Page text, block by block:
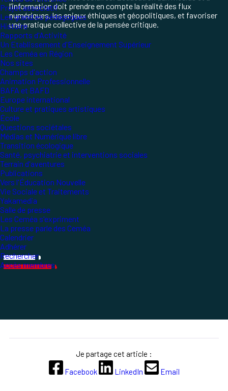
Projet associatif
Les grand.es pédagogues
Histoire
Rapports d'Activité
Un Etablissement d'Enseignement Supérieur
Les Ceméa en Région
Nos sites
Champs d'action
Animation Professionnelle
BAFA et BAFD
Europe international
Culture et pratiques artistiques
École
Questions sociétales
Médias et Numérique libre
Transition écologique
Santé, psychiatrie et interventions sociales
Terrain d'aventures
Publications
Vers l'Éducation Nouvelle
Vie Sociale et Traitements
Yakamedia
Salle de presse
Les Ceméa s'expriment
La presse parle des Ceméa
Calendrier
Adhérer
Rechercher
Accès membres
l’information doit prendre en compte la réalité des flux
numériques, les enjeux éthiques et géopolitiques, et favoriser
une pratique collective de la pensée critique.
Je partage cet article :
Facebook
LinkedIn Email